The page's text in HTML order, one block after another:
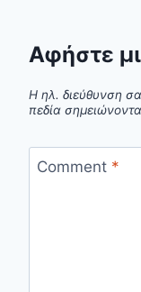
Αφήστε
Η ηλ. διεύθυνση
πεδία
Comment *